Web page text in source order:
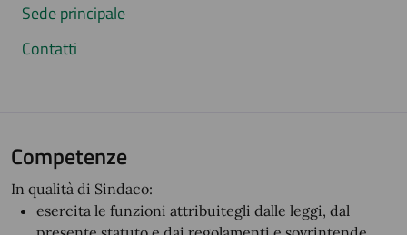
Sede principale
Contatti
Competenze
In qualità di Sindaco:
esercita le funzioni attribuitegli dalle leggi, dal